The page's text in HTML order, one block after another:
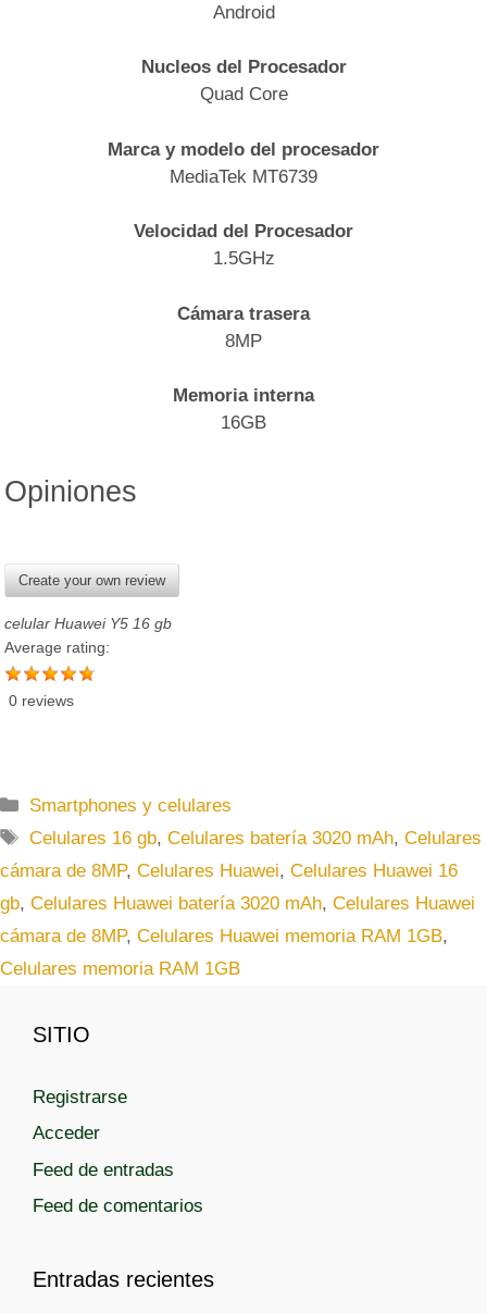
Android
Nucleos del Procesador
Quad Core
Marca y modelo del procesador
MediaTek MT6739
Velocidad del Procesador
1.5GHz
Cámara trasera
8MP
Memoria interna
16GB
Opiniones
Create your own review
celular Huawei Y5 16 gb
Average rating:
0 reviews
C
a
e
g
o
r
s
Smartphones y celulares
E
t
q
u
e
a
Celulares 16 gb,Celulares batería 3020 mAh,Celulares
cámara de 8MP, Celulares Huawei, Celulares Huawei 16
gb, Celulares Huawei batería 3020 mAh, Celulares Huawei
cámara de 8MP, Celulares Huawei memoria RAM 1GB,
Celulares memoria RAM 1GB
SITIO
Registrarse
Acceder
Feed de entradas
Feed de comentarios
Entradas recientes